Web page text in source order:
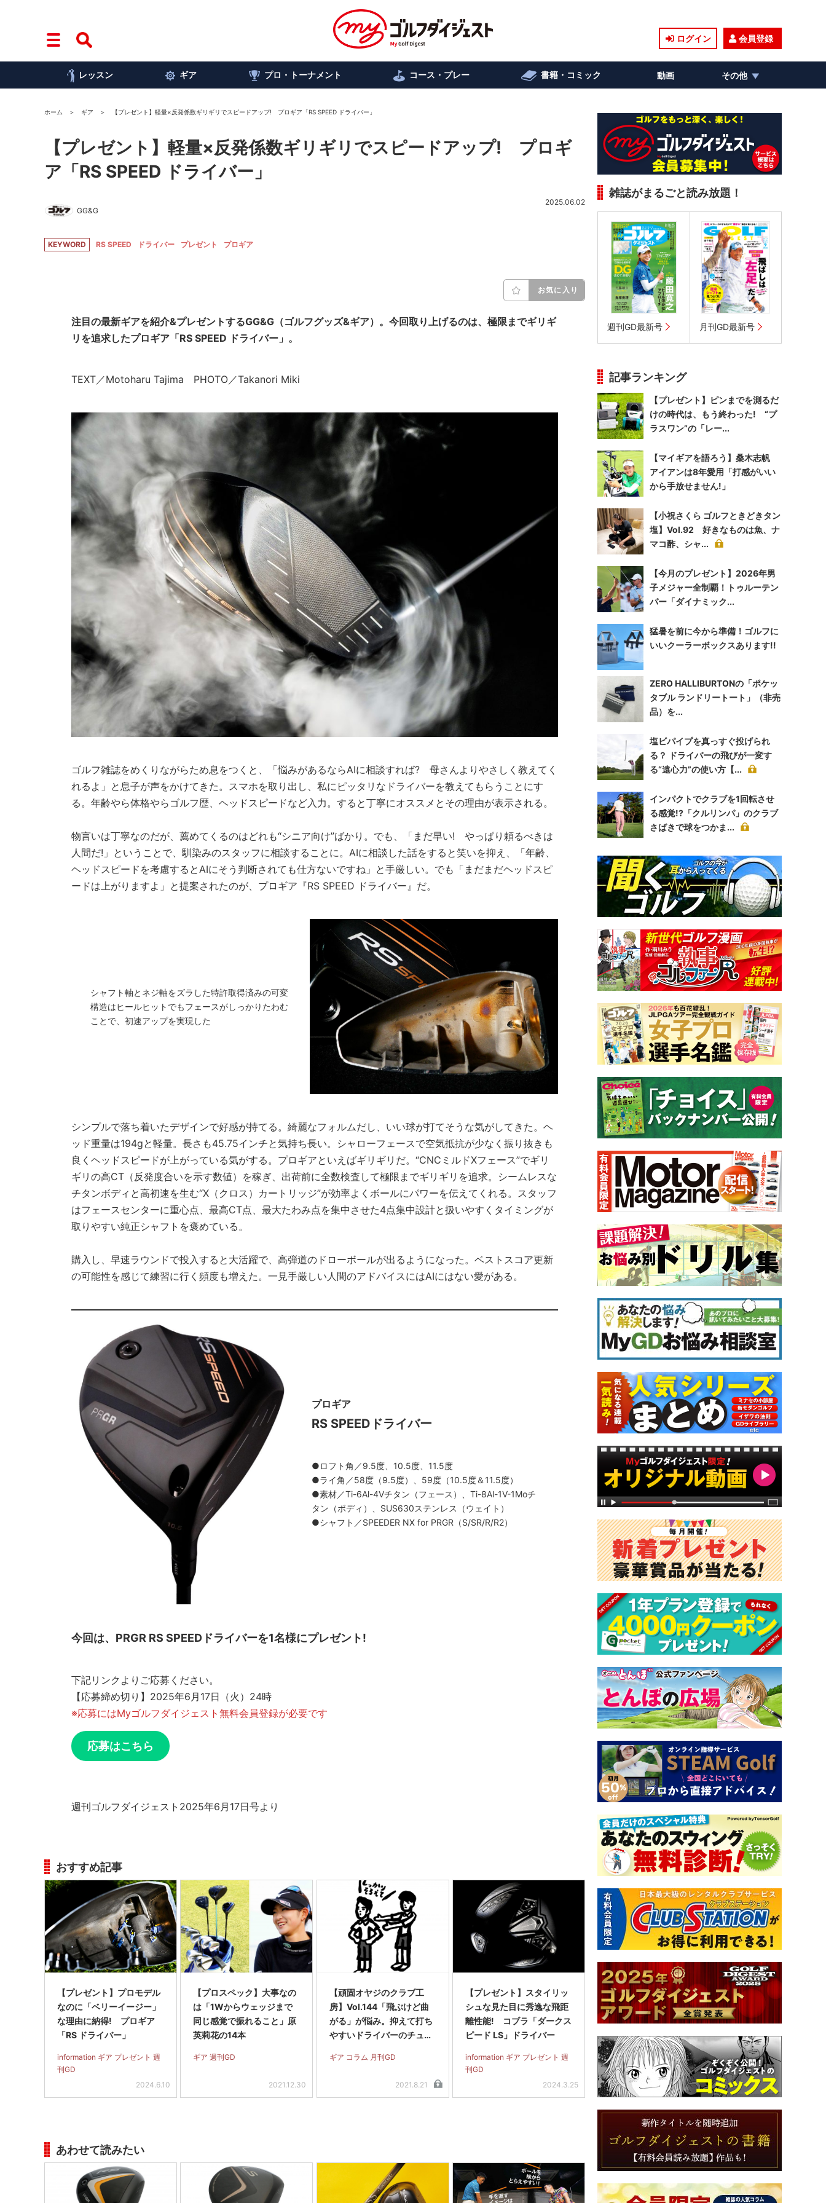
ログイン 会員登録
レッスン ギア プロ・トーナメント コース・プレー 書籍・コミック 動画 その他
ホーム ギア 【プレゼント】軽量×反発係数ギリギリでスピードアップ! プロギア「RS SPEED ドライバー」
【プレゼント】軽量×反発係数ギリギリでスピードアップ! プロギ
ア「RS SPEED ドライバー」
GG&G
2025.06.02
KEYWORD RS SPEED ドライバー プレゼント プロギア
お気に入り
注目の最新ギアを紹介&プレゼントするGG&G（ゴルフグッズ&ギア）。今回取り上げるのは、極限までギリギ
リを追求したプロギア「RS SPEED ドライバー」。
TEXT／Motoharu Tajima PHOTO／Takanori Miki
ゴルフ雑誌をめくりながらため息をつくと、「悩みがあるならAIに相談すれば? 母さんよりやさしく教えてく
れるよ」と息子が声をかけてきた。スマホを取り出し、私にピッタリなドライバーを教えてもらうことにす
る。年齢やら体格やらゴルフ歴、ヘッドスピードなど入力。すると丁寧にオススメとその理由が表示される。
物言いは丁寧なのだが、薦めてくるのはどれも“シニア向け”ばかり。でも、「まだ早い! やっぱり頼るべきは
人間だ!」ということで、馴染みのスタッフに相談することに。AIに相談した話をすると笑いを抑え、「年齢、
ヘッドスピードを考慮するとAIにそう判断されても仕方ないですね」と手厳しい。でも「まだまだヘッドスピ
ードは上がりますよ」と提案されたのが、プロギア『RS SPEED ドライバー』だ。
シャフト軸とネジ軸をズラした特許取得済みの可変
構造はヒールヒットでもフェースがしっかりたわむ
ことで、初速アップを実現した
シンプルで落ち着いたデザインで好感が持てる。綺麗なフォルムだし、いい球が打てそうな気がしてきた。ヘ
ッド重量は194gと軽量。長さも45.75インチと気持ち長い。シャローフェースで空気抵抗が少なく振り抜きも
良くヘッドスピードが上がっている気がする。プロギアといえばギリギリだ。“CNCミルドXフェース”でギリ
ギリの高CT（反発度合いを示す数値）を稼ぎ、出荷前に全数検査して極限までギリギリを追求。シームレスな
チタンボディと高初速を生む“X（クロス）カートリッジ”が効率よくボールにパワーを伝えてくれる。スタッフ
はフェースセンターに重心点、最高CT点、最大たわみ点を集中させた4点集中設計と扱いやすくタイミングが
取りやすい純正シャフトを褒めている。
購入し、早速ラウンドで投入すると大活躍で、高弾道のドローボールが出るようになった。ベストスコア更新
の可能性を感じて練習に行く頻度も増えた。一見手厳しい人間のアドバイスにはAIにはない愛がある。
プロギア
RS SPEEDドライバー
●ロフト角／9.5度、10.5度、11.5度
●ライ角／58度（9.5度）、59度（10.5度＆11.5度）
●素材／Ti-6Al-4Vチタン（フェース）、Ti-8Al-1V-1Moチ
タン（ボディ）、SUS630ステンレス（ウェイト）
●シャフト／SPEEDER NX for PRGR（S/SR/R/R2）
今回は、PRGR RS SPEEDドライバーを1名様にプレゼント!
下記リンクよりご応募ください。
【応募締め切り】2025年6月17日（火）24時
※応募にはMyゴルフダイジェスト無料会員登録が必要です
応募はこちら
週刊ゴルフダイジェスト2025年6月17日号より
おすすめ記事
【プレゼント】プロモデル
なのに「ベリーイージー」
な理由に納得! プロギア
「RS ドライバー」
information ギア プレゼント 週
刊GD
2024.6.10
【プロスペック】大事なの
は「1Wからウェッジまで
同じ感覚で振れること」原
英莉花の14本
ギア 週刊GD
2021.12.30
【頑固オヤジのクラブ工
房】Vol.144「飛ぶけど曲
がる」が悩み。抑えて打ち
やすいドライバーのチュー
ギア コラム 月刊GD
2021.8.21
【プレゼント】スタイリッ
シュな見た目に秀逸な飛距
離性能! コブラ「ダークス
ピード LS」ドライバー
information ギア プレゼント 週
刊GD
2024.3.25
あわせて読みたい
雑誌がまるごと読み放題！
週刊GD最新号 月刊GD最新号
記事ランキング
【プレゼント】ピンまでを測るだ
けの時代は、もう終わった! “プ
ラスワン”の「レー...
【マイギアを語ろう】桑木志帆
アイアンは8年愛用「打感がいい
から手放せません!」
【小祝さくら ゴルフときどきタン
塩】Vol.92 好きなものは魚、ナ
マコ酢、シャ...
【今月のプレゼント】2026年男
子メジャー全制覇！トゥルーテン
パー「ダイナミック...
猛暑を前に今から準備！ゴルフに
いいクーラーボックスあります!!
ZERO HALLIBURTONの「ポケッ
タブル ランドリートート」（非売
品）を...
塩ビパイプを真っすぐ投げられ
る？ ドライバーの飛びが一変す
る“遠心力”の使い方【...
インパクトでクラブを1回転させ
る感覚!?「クルリンパ」のクラブ
さばきで球をつかま...